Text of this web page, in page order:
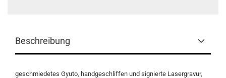
Beschreibung
geschmiedetes Gyuto, handgeschliffen und signierte Lasergravur,